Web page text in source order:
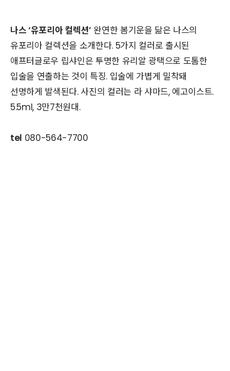
나스 ‘유포리아 컬렉션’ 완연한 봄기운을 닮은 나스의
유포리아 컬렉션을 소개한다. 5가지 컬러로 출시된
애프터글로우 립샤인은 투명한 유리알 광택으로 도톰한
입술을 연출하는 것이 특징. 입술에 가볍게 밀착돼
선명하게 발색된다. 사진의 컬러는 라 샤마드, 에고이스트.
5.5ml, 3만7천원대.
tel 080-564-7700